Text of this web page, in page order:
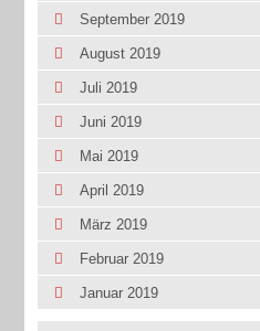
September 2019
August 2019
Juli 2019
Juni 2019
Mai 2019
April 2019
März 2019
Februar 2019
Januar 2019